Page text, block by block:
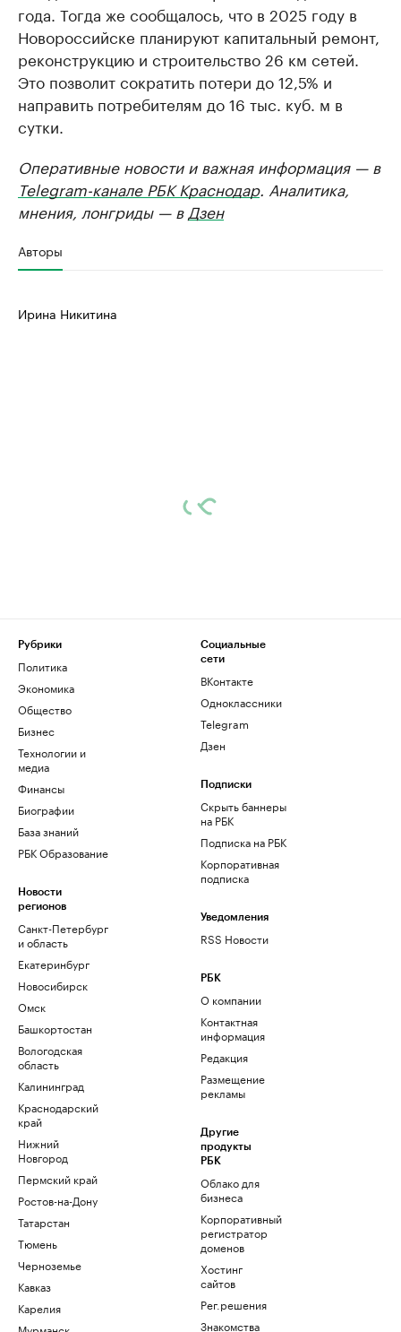
года. Тогда же сообщалось, что в 2025 году в
Новороссийске планируют капитальный ремонт,
реконструкцию и строительство 26 км сетей.
Это позволит сократить потери до 12,5% и
направить потребителям до 16 тыс. куб. м в
сутки.
Оперативные новости и важная информация — в
Telegram-канале РБК Краснодар. Аналитика,
мнения, лонгриды — в Дзен
Авторы
Ирина Никитина
Рубрики
Политика
Экономика
Общество
Бизнес
Технологии и
медиа
Финансы
Биографии
База знаний
РБК Образование
Новости
регионов
Санкт-Петербург
и область
Екатеринбург
Новосибирск
Омск
Башкортостан
Вологодская
область
Калининград
Краснодарский
край
Нижний
Новгород
Пермский край
Ростов-на-Дону
Татарстан
Тюмень
Черноземье
Кавказ
Карелия
Социальные
сети
ВКонтакте
Одноклассники
Telegram
Дзен
Подписки
Скрыть баннеры
на РБК
Подписка на РБК
Корпоративная
подписка
Уведомления
RSS Новости
РБК
О компании
Контактная
информация
Редакция
Размещение
рекламы
Другие
продукты
РБК
Облако для
бизнеса
Корпоративный
регистратор
доменов
Хостинг
сайтов
Рег.решения
Знакомства